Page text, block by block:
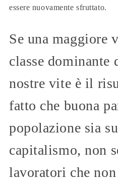
essere nuovamente sfruttato.
Se una maggiore
classe dominante
nostre vite è il
fatto che buona
popolazione sia
capitalismo, non
lavoratori che non